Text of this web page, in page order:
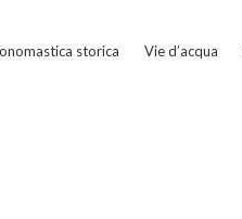
storica Vie d’acqua